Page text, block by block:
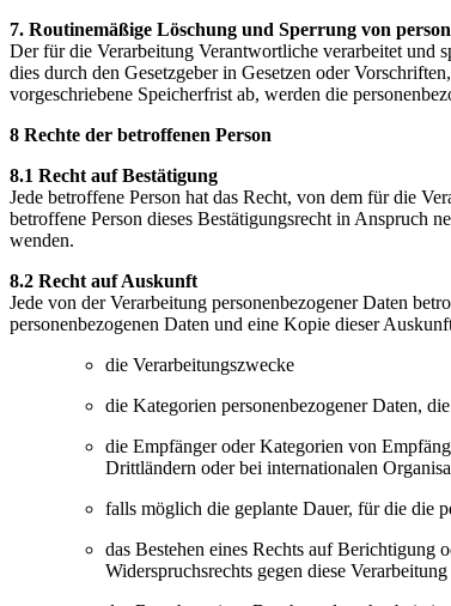
7. Routinemäßige Löschung und Sperrung von
Der für die Verarbeitung Verantwortliche verarbeitet und
dies durch den Gesetzgeber in Gesetzen oder
vorgeschriebene Speicherfrist ab, werden die
8 Rechte der betroffenen Person
8.1 Recht auf Bestätigung
Jede betroffene Person hat das Recht, von dem für die
betroffene Person dieses Bestätigungsrecht in Anspruch
wenden.
8.2 Recht auf Auskunft
Jede von der Verarbeitung personenbezogener Daten
personenbezogenen Daten und eine Kopie dieser
die Verarbeitungszwecke
die Kategorien personenbezogener Daten,
die Empfänger oder Kategorien von
Drittländern oder bei internationalen
falls möglich die geplante Dauer, für die die
das Bestehen eines Rechts auf Berichtigung
Widerspruchsrechts gegen diese Verarbeitung